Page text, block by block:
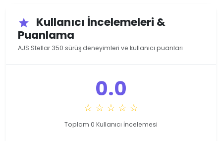
star
Kullanıcı İncelemeleri &
Puanlama
AJS Stellar 350 sürüş deneyimleri ve kullanıcı puanları
0.0
☆ ☆ ☆ ☆ ☆
Toplam 0 Kullanıcı İncelemesi